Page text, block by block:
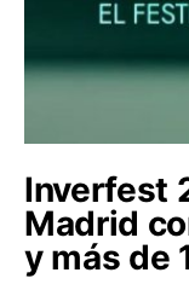
Inverfest
Madrid
y más de